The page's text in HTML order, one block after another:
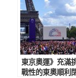
東京奧運》充滿
戰性的東奧順利